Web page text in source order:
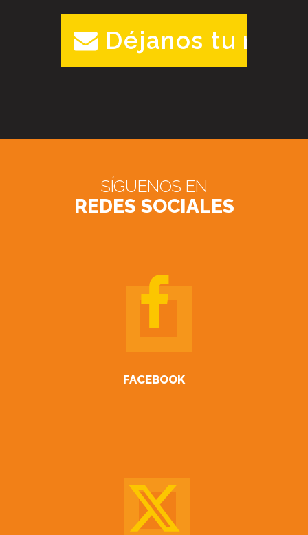
Déjanos tu
SÍGUENOS EN
REDES SOCIALES
FACEBOOK